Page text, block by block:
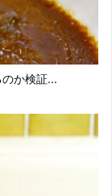
か検証...